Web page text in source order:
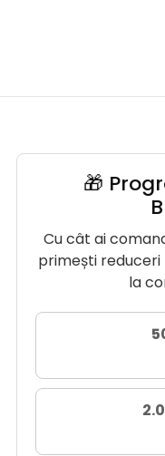
🎁
Cu cât ai
primești
la